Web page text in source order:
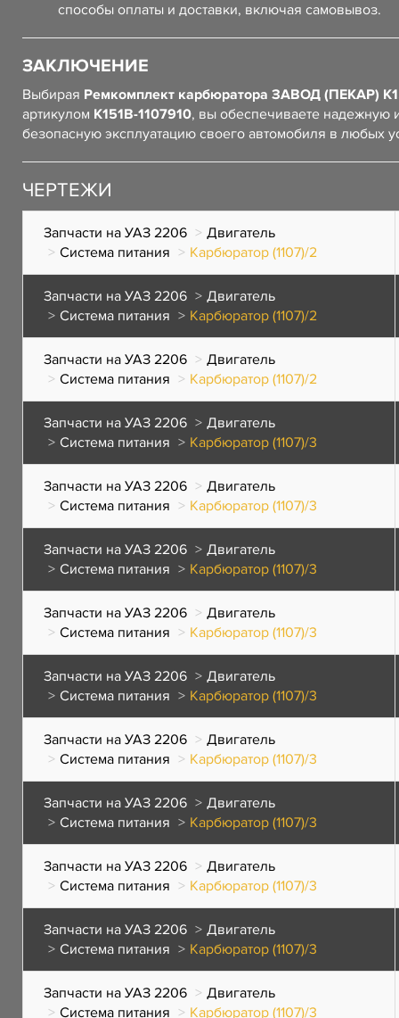
способы оплаты и доставки, включая самовывоз.
ЗАКЛЮЧЕНИЕ
Выбирая Ремкомплект карбюратора ЗАВОД (ПЕКАР)
артикулом К151В-1107910, вы обеспечиваете надежную
безопасную эксплуатацию своего автомобиля в любых
ЧЕРТЕЖИ
Запчасти на УАЗ 2206
Двигатель
Система питания
Карбюратор (1107)/2
Запчасти на УАЗ 2206
Двигатель
Система питания
Карбюратор (1107)/2
Запчасти на УАЗ 2206
Двигатель
Система питания
Карбюратор (1107)/2
Запчасти на УАЗ 2206
Двигатель
Система питания
Карбюратор (1107)/3
Запчасти на УАЗ 2206
Двигатель
Система питания
Карбюратор (1107)/3
Запчасти на УАЗ 2206
Двигатель
Система питания
Карбюратор (1107)/3
Запчасти на УАЗ 2206
Двигатель
Система питания
Карбюратор (1107)/3
Запчасти на УАЗ 2206
Двигатель
Система питания
Карбюратор (1107)/3
Запчасти на УАЗ 2206
Двигатель
Система питания
Карбюратор (1107)/3
Запчасти на УАЗ 2206
Двигатель
Система питания
Карбюратор (1107)/3
Запчасти на УАЗ 2206
Двигатель
Система питания
Карбюратор (1107)/3
Запчасти на УАЗ 2206
Двигатель
Система питания
Карбюратор (1107)/3
Запчасти на УАЗ 2206
Двигатель
Система питания
Карбюратор (1107)/3